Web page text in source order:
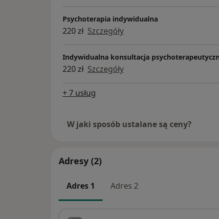
Psychoterapia indywidualna
220 zł Szczegóły
Indywidualna konsultacja
220 zł Szczegóły
+ 7 usług
W jaki sposób ustalane są ceny?
Adresy (2)
Adres 1 Adres 2